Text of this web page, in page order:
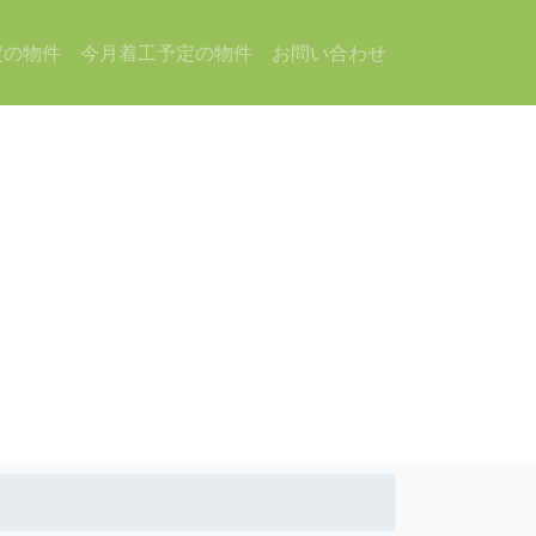
物件 今月着工予定の物件 お問い合わせ